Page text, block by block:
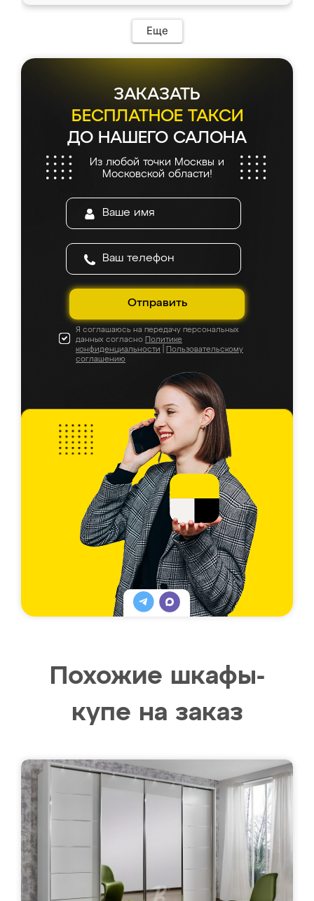
Еще
ЗАКАЗАТЬ
БЕСПЛАТНОЕ ТАКСИ
ДО НАШЕГО САЛОНА
Из любой точки Москвы и
Московской области!
Отправить
Я соглашаюсь на передачу персональных
данных согласно Политике
конфиденциальности
Пользовательскому
соглашению
Похожие шкафы-
купе на заказ